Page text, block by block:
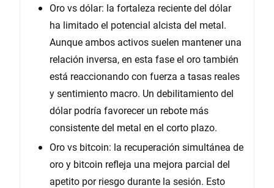
Oro vs dólar: la fortaleza reciente del dólar
ha limitado el potencial alcista del metal.
Aunque ambos activos suelen mantener una
relación inversa, en esta fase el oro también
está reaccionando con fuerza a tasas reales
y sentimiento macro. Un debilitamiento del
dólar podría favorecer un rebote más
consistente del metal en el corto plazo.
Oro vs bitcoin: la recuperación simultánea de
oro y bitcoin refleja una mejora parcial del
apetito por riesgo durante la sesión. Esto